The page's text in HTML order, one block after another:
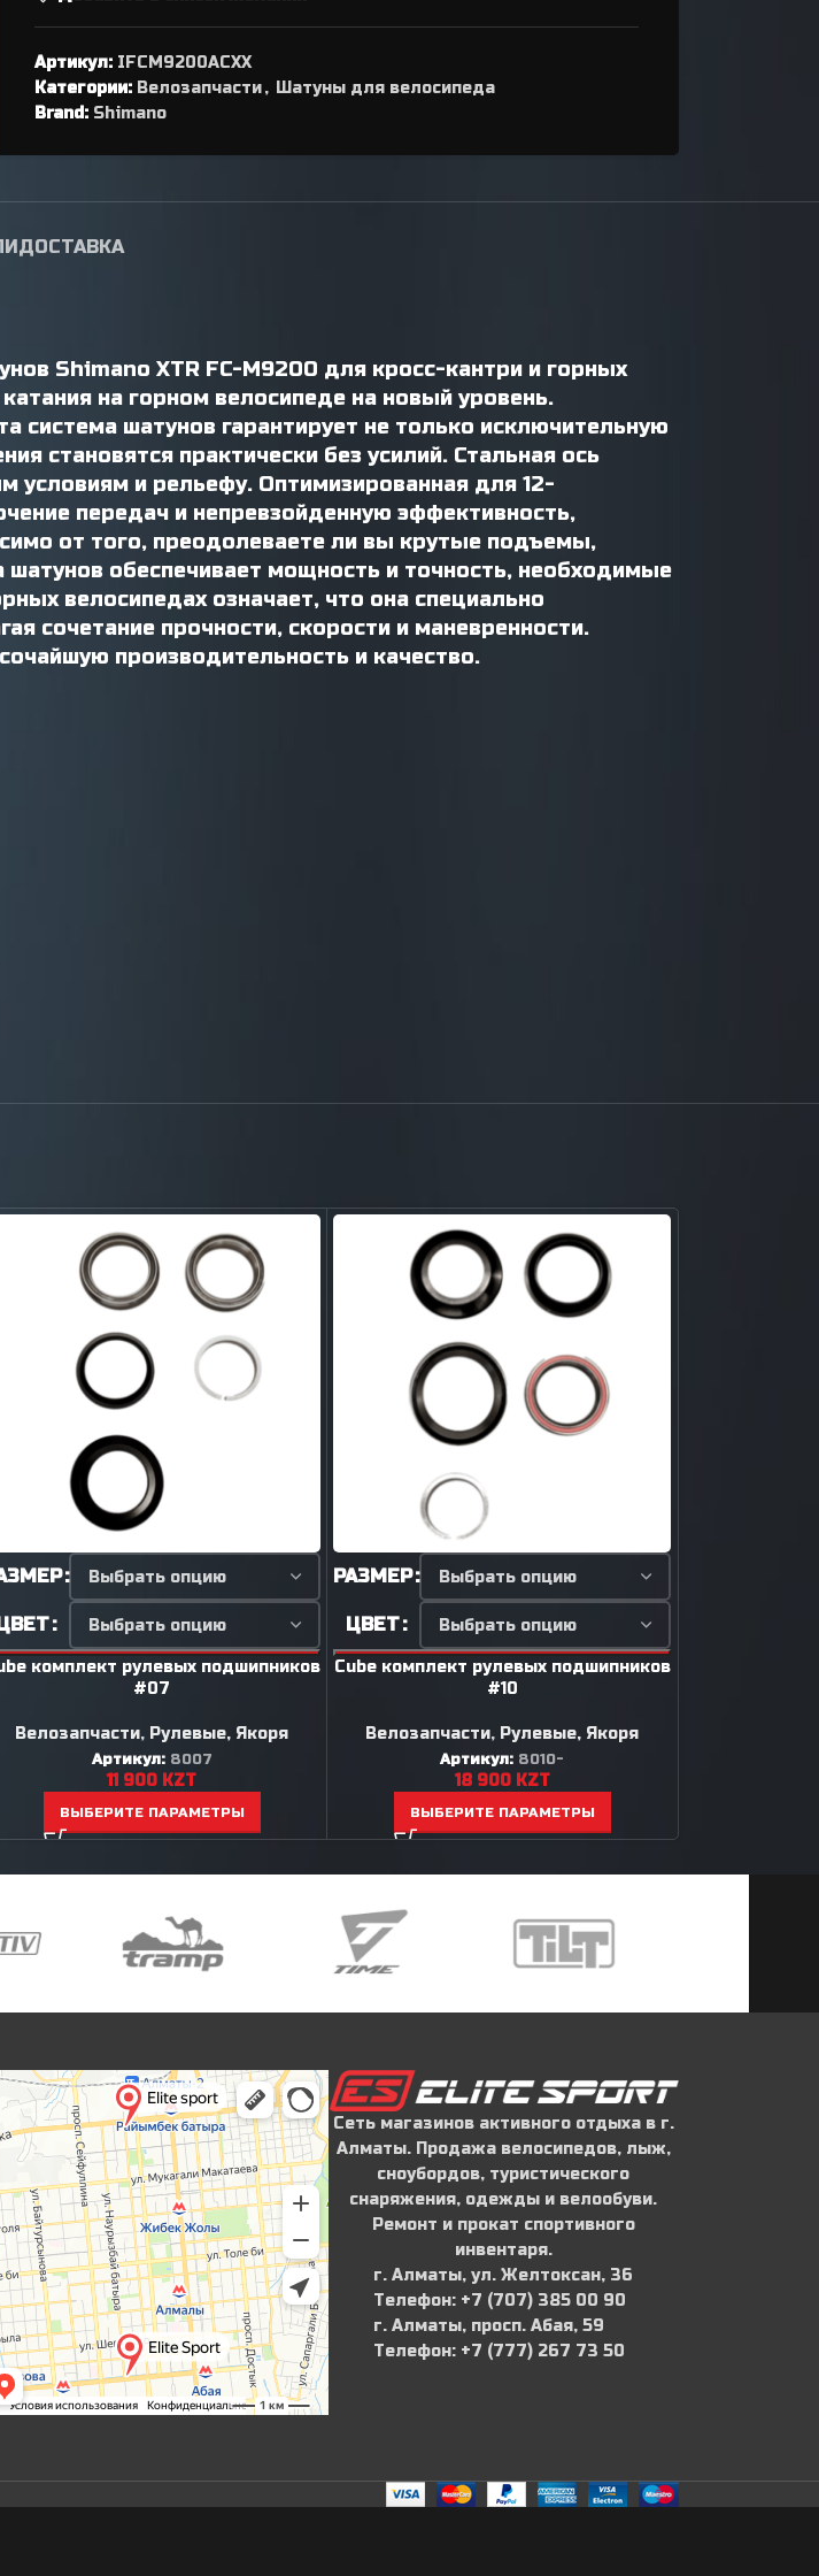
Петухи
Артикул: IFCM9200ACXX
Категории: Велозапчасти, Шатуны для велосипеда
Brand: Shimano
ДОСТАВКА
Shimano XTR FC-M9200 для кросс-кантри и горных
на горном велосипеде на новый уровень.
система шатунов гарантирует не только исключительную
становятся практически без усилий. Стальная ось
и рельефу. Оптимизированная для 12-
передач и непревзойденную эффективность,
от того, преодолеваете ли вы крутые подъемы,
шатунов обеспечивает мощность и точность, необходимые
велосипедах означает, что она специально
сочетание прочности, скорости и маневренности.
производительность и качество.
комплект рулевых подшипников
#07
Велозапчасти, Рулевые, Якоря
Артикул: 8007
11 900 KZT
ВЫБЕРИТЕ ПАРАМЕТРЫ
РАЗМЕР
ЦВЕТ
Cube комплект рулевых подшипников
#10
Велозапчасти, Рулевые, Якоря
Артикул: 8010-
18 900 KZT
ВЫБЕРИТЕ ПАРАМЕТРЫ
Сеть магазинов активного отдыха в г.
Алматы. Продажа велосипедов, лыж,
сноубордов, туристического
снаряжения, одежды и велообуви.
Ремонт и прокат спортивного
инвентаря.
г. Алматы, ул. Желтоксан, 36
Телефон: ‪+7 (707) 385 00 90‬
г. Алматы, просп. Абая, 59
Телефон: ‪+7 (777) 267 73 50